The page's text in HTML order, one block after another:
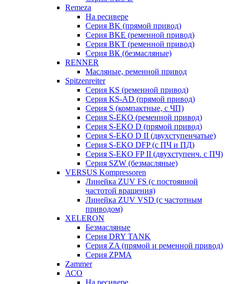
Remeza
На ресивере
Серия BK (прямой привод)
Серия BKE (ременной привод)
Серия BKT (ременной привод)
Серия ВК (безмасляные)
RENNER
Масляные, ременной привод
Spitzenreiter
Серия KS (ременной привод)
Серия KS-АD (прямой привод)
Серия S (компактные, с ЧП)
Серия S-EKO (ременной привод)
Серия S-EKO D (прямой привод)
Серия S-EKO D II (двухступенчатые)
Серия S-EKO DFP (с ПЧ и ПД)
Серия S-EKO FP II (двухступенч. с ПЧ)
Серия SZW (безмасляные)
VERSUS Kompressoren
Линейка ZUV FS (с постоянной
частотой вращения)
Линейка ZUV VSD (с частотным
приводом)
XELERON
Безмасляные
Серия DRY TANK
Серия ZA (прямой и ременной привод)
Серия ZPMA
Zammer
АСО
На ресивере